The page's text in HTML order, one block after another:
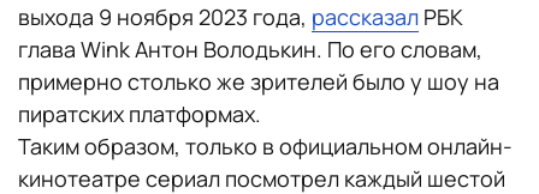
выхода 9 ноября 2023 года, рассказал РБК
глава Wink Антон Володькин. По его словам,
примерно столько же зрителей было у шоу на
пиратских платформах.
Таким образом, только в официальном онлайн-
кинотеатре сериал посмотрел каждый шестой